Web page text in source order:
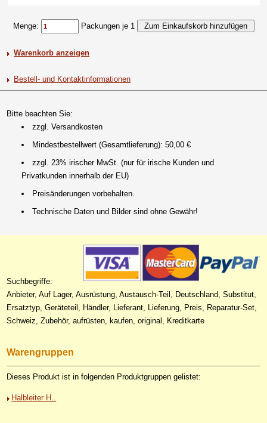
Menge: Packungen je 1
Warenkorb anzeigen
Bestell- und Kontaktinformationen
Bitte beachten Sie:
zzgl. Versandkosten
Mindestbestellwert (Gesamtlieferung): 50,00 €
zzgl. 23% irischer MwSt. (nur für irische Kunden und
Privatkunden innerhalb der EU)
Preisänderungen vorbehalten.
Technische Daten und Bilder sind ohne Gewähr!
Suchbegriffe:
Anbieter, Auf Lager, Ausrüstung, Austausch-Teil, Deutschland, Substitut,
Ersatztyp, Geräteteil, Händler, Lieferant, Lieferung, Preis, Reparatur-Set,
Schweiz, Zubehör, aufrüsten, kaufen, original, Kreditkarte
Warengruppen
Dieses Produkt ist in folgenden Produktgruppen gelistet:
Halbleiter H..